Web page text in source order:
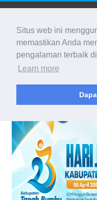
Situs web ini
memastikan Anda
pengalaman terbaik
Learn more